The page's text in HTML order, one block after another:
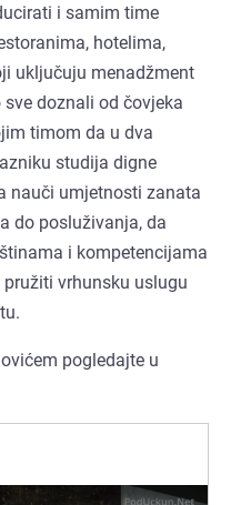
i samim time
hotelima,
uključuju menadžment
doznali od čovjeka
timom da u dva
studija digne
nauči umjetnosti zanata
do posluživanja, da
i kompetencijama
vrhunsku uslugu
pogledajte u